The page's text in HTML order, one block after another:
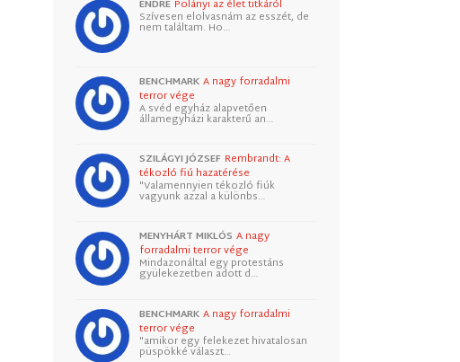
ENDRE Polányi az élet titkáról
Szívesen elolvasnám az esszét, de
nem találtam. Ho…
BENCHMARK A nagy forradalmi
terror vége
A svéd egyház alapvetően
államegyházi karakterű an…
SZILÁGYI JÓZSEF Rembrandt: A
tékozló fiú hazatérése
"Valamennyien tékozló fiúk
vagyunk azzal a különbs…
MENYHÁRT MIKLÓS A nagy
forradalmi terror vége
Mindazonáltal egy protestáns
gyülekezetben adott d…
BENCHMARK A nagy forradalmi
terror vége
"amikor egy felekezet hivatalosan
püspökké választ…